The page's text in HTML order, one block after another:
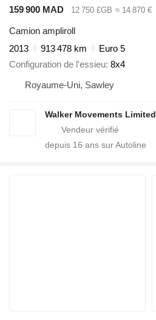
159 900 MAD
12 750 £GB ≈ 14 870 €
Camion ampliroll
2013
913 478 km
Euro 5
Configuration de l'essieu 8x4
Royaume-Uni, Sawley
Walker Movements Limited
depuis 16 ans sur Autoline